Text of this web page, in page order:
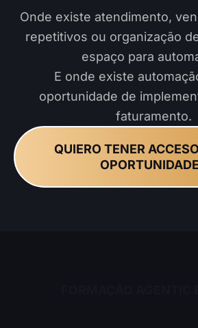
Onde existe atendimento,
repetitivos ou organização
espaço para
E onde existe
oportunidade de
faturamento.
QUIERO TENER